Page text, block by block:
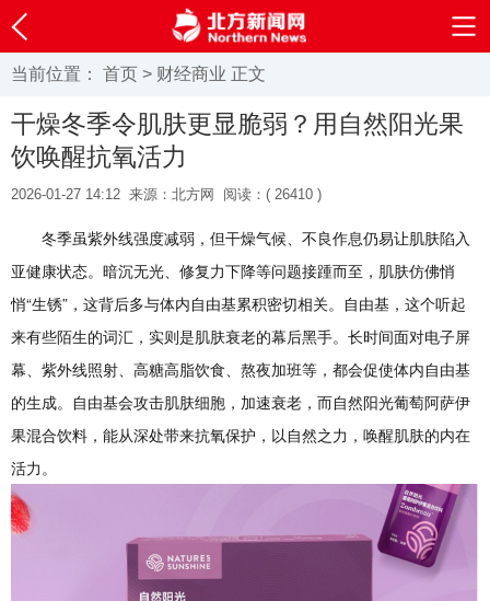
当前位置： 首页 > 财经商业 正文
干燥冬季令肌肤更显脆弱？用自然阳光果
饮唤醒抗氧活力
2026-01-27 14:12 来源：北方网 阅读：( 26410 )
冬季虽紫外线强度减弱，但干燥气候、不良作息仍易让肌肤陷入
亚健康状态。暗沉无光、修复力下降等问题接踵而至，肌肤仿佛悄
悄“生锈”，这背后多与体内自由基累积密切相关。自由基，这个听起
来有些陌生的词汇，实则是肌肤衰老的幕后黑手。长时间面对电子屏
幕、紫外线照射、高糖高脂饮食、熬夜加班等，都会促使体内自由基
的生成。自由基会攻击肌肤细胞，加速衰老，而自然阳光葡萄阿萨伊
果混合饮料，能从深处带来抗氧保护，以自然之力，唤醒肌肤的内在
活力。